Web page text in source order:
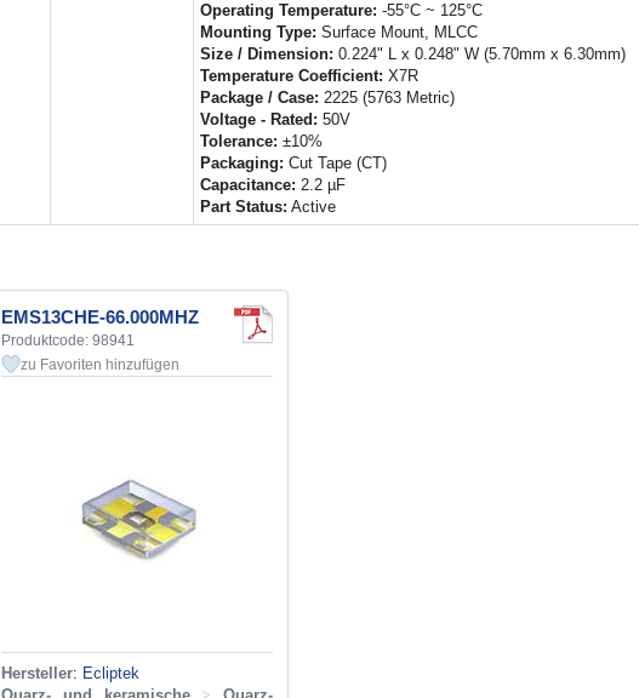
Operating Temperature: -55°C ~ 125°C
Mounting Type: Surface Mount, MLCC
Size / Dimension: 0.224" L x 0.248" W (5.70mm x 6.30mm)
Temperature Coefficient: X7R
Package / Case: 2225 (5763 Metric)
Voltage - Rated: 50V
Tolerance: ±10%
Packaging: Cut Tape (CT)
Capacitance: 2.2 µF
Part Status: Active
EMS13CHE-66.000MHZ
Produktcode: 98941
zu Favoriten hinzufügen
Hersteller: Ecliptek